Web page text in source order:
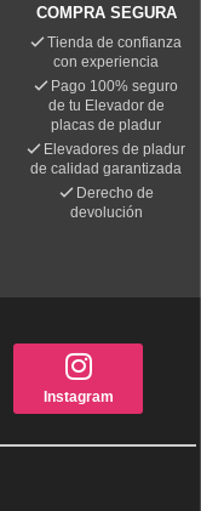
COMPRA SEGURA
Tienda de confianza
con experiencia
Pago 100% seguro
de tu Elevador de
placas de pladur
Elevadores de pladur
de calidad garantizada
Derecho de
devolución
Instagram